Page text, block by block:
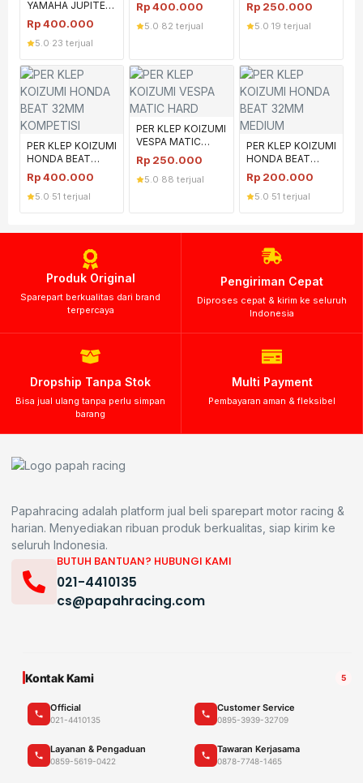
YAMAHA JUPITER
Z 32MM
KOMPETISI
Rp400.000
5.0 23 terjual
Rp400.000
5.0 82 terjual
Rp 250.000
5.0 19 terjual
PER KLEP KOIZUMI
HONDA BEAT
32MM KOMPETISI
Rp400.000
5.0 51 terjual
PER KLEP KOIZUMI
VESPA MATIC
HARD
Rp 250.000
5.0 88 terjual
PER KLEP KOIZUMI
HONDA BEAT
32MM MEDIUM
Rp 200.000
5.0 51 terjual
Produk Original
Sparepart berkualitas dari brand
terpercaya
Pengiriman Cepat
Diproses cepat & kirim ke seluruh
Indonesia
Dropship Tanpa Stok
Bisa jual ulang tanpa perlu simpan
barang
Multi Payment
Pembayaran aman & fleksibel
Papahracing adalah platform jual beli sparepart motor racing &
harian. Menyediakan ribuan produk berkualitas, siap kirim ke
seluruh Indonesia.
BUTUH BANTUAN? HUBUNGI KAMI
021-4410135
cs@papahracing.com
Kontak Kami 5
Official
021-4410135
Customer Service
0895-3939-32709
Layanan & Pengaduan
0859-5619-0422
Tawaran Kerjasama
0878-7748-1465